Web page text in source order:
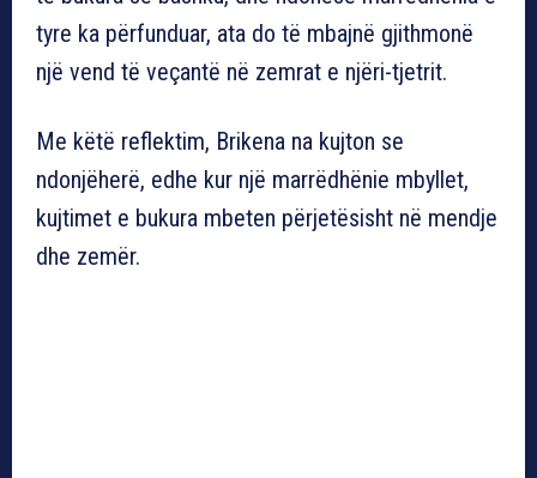
tyre ka përfunduar, ata do të mbajnë gjithmonë
një vend të veçantë në zemrat e njëri-tjetrit.
Me këtë reflektim, Brikena na kujton se
ndonjëherë, edhe kur një marrëdhënie mbyllet,
kujtimet e bukura mbeten përjetësisht në mendje
dhe zemër.